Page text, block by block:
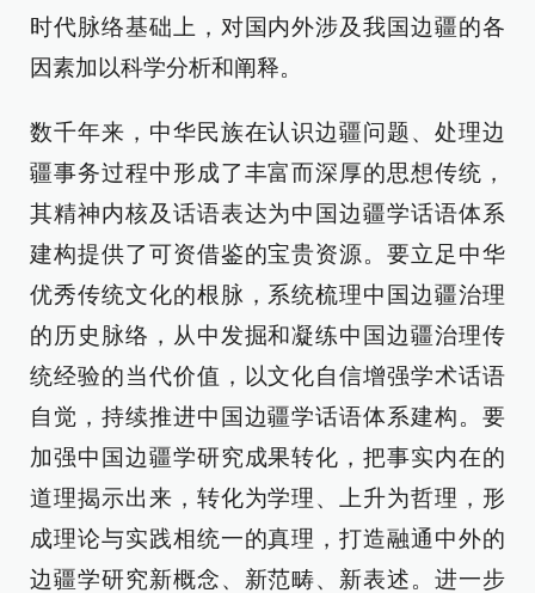
时代脉络基础上，对国内外涉及我国边疆的各
因素加以科学分析和阐释。
数千年来，中华民族在认识边疆问题、处理边
疆事务过程中形成了丰富而深厚的思想传统，
其精神内核及话语表达为中国边疆学话语体系
建构提供了可资借鉴的宝贵资源。要立足中华
优秀传统文化的根脉，系统梳理中国边疆治理
的历史脉络，从中发掘和凝练中国边疆治理传
统经验的当代价值，以文化自信增强学术话语
自觉，持续推进中国边疆学话语体系建构。要
加强中国边疆学研究成果转化，把事实内在的
道理揭示出来，转化为学理、上升为哲理，形
成理论与实践相统一的真理，打造融通中外的
边疆学研究新概念、新范畴、新表述。进一步